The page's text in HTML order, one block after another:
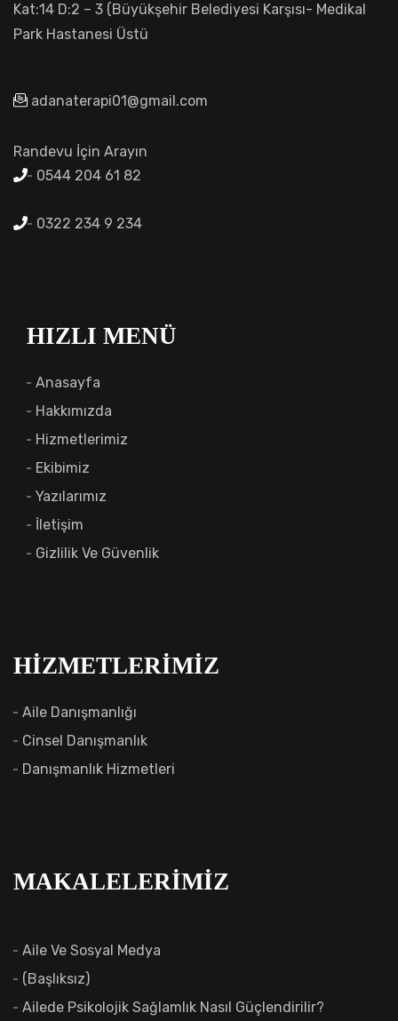
Kat:14 D:2 – 3 (Büyükşehir Belediyesi Karşısı- Medikal
Park Hastanesi Üstü
adanaterapi01@gmail.com
Randevu İçin Arayın
0544 204 61 82
0322 234 9 234
HIZLI MENÜ
Anasayfa
Hakkımızda
Hizmetlerimiz
Ekibimiz
Yazılarımız
İletişim
Gizlilik Ve Güvenlik
HIZMETLERIMIZ
Aile Danışmanlığı
Cinsel Danışmanlık
Danışmanlık Hizmetleri
MAKALELERIMIZ
Aile Ve Sosyal Medya
(başlıksız)
Ailede Psikolojik Sağlamlık Nasıl Güçlendirilir?